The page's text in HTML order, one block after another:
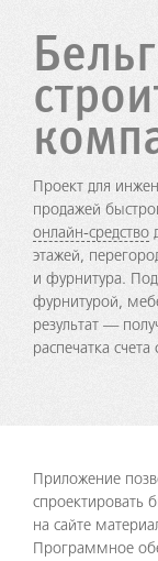
Проект для
продажей
онлайн-средство
этажей,
и фурнитура.
фурнитурой,
результат —
распечатка
Приложение
спроектировать
на сайте
Программное